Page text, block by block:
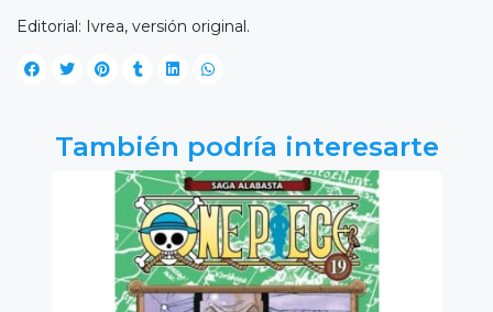
Editorial: Ivrea, versión original.
También podría interesarte